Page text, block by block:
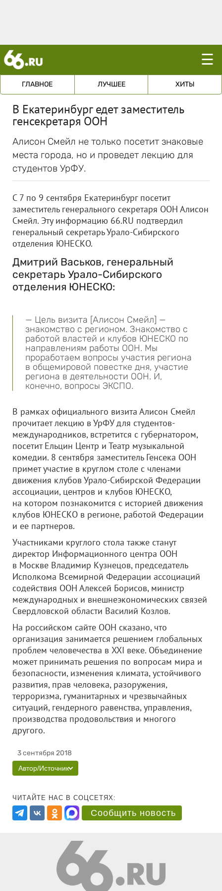
☰
ГЛАВНОЕ ЛУЧШЕЕ ХИТЫ
В Екатеринбург едет заместитель
генсекретаря ООН
Алисон Смейл не только посетит знаковые
места города, но и проведет лекцию для
студентов УрФУ.
С 7 по 9 сентября Екатеринбург посетит
заместитель генерального секретаря ООН Алисон
Смейл. Эту информацию 66.RU подтвердил
генеральный секретарь Урало-Сибирского
отделения ЮНЕСКО.
Дмитрий Васьков, генеральный
секретарь Урало-Сибирского
отделения ЮНЕСКО:
— Цель визита [Алисон Смейл] —
знакомство с регионом. Знакомство с
работой властей и клубов ЮНЕСКО по
направлениям работы ООН. Мы
проработаем вопросы участия региона
в общемировой повестке дня, участие
региона в деятельности ООН. И,
конечно, вопросы ЭКСПО.
В рамках официального визита Алисон Смейл
прочитает лекцию в УрФУ для студентов-
международников, встретится с губернатором,
посетит Ельцин Центр и Театр музыкальной
комедии. 8 сентября заместитель Генсека ООН
примет участие в круглом столе с членами
движения клубов Урало-Сибирской Федерации
ассоциации, центров и клубов ЮНЕСКО,
на котором познакомится с историей движения
клубов ЮНЕСКО в регионе, работой Федерации
и ее партнеров.
Участниками круглого стола также станут
директор Информационного центра ООН
в Москве Владимир Кузнецов, председатель
Исполкома Всемирной Федерации ассоциаций
содействия ООН Алексей Борисов, министр
международных и внешнеэкономических связей
Свердловской области Василий Козлов.
На российском сайте ООН сказано, что
организация занимается решением глобальных
проблем человечества в XXI веке. Объединение
может принимать решения по вопросам мира и
безопасности, изменения климата, устойчивого
развития, прав человека, разоружения,
терроризма, гуманитарных и чрезвычайных
ситуаций, гендерного равенства, управления,
производства продовольствия и многого
другого.
3 сентября 2018
Автор/Источник
ЧИТАЙТЕ НАС В СОЦСЕТЯХ:
Сообщить новость